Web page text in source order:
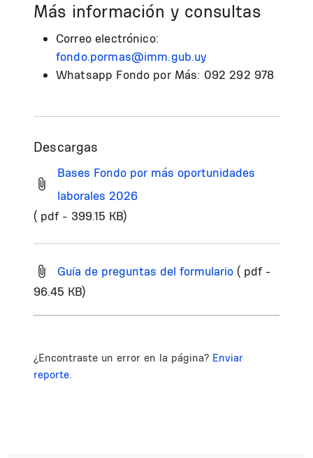
Más información y consultas
Correo electrónico:
fondo.pormas@imm.gub.uy
Whatsapp Fondo por Más: 092 292 978
Descargas
Bases Fondo por más oportunidades
laborales 2026
( pdf - 399.15 KB)
Guía de preguntas del formulario ( pdf -
96.45 KB)
¿Encontraste un error en la página? Enviar
reporte.